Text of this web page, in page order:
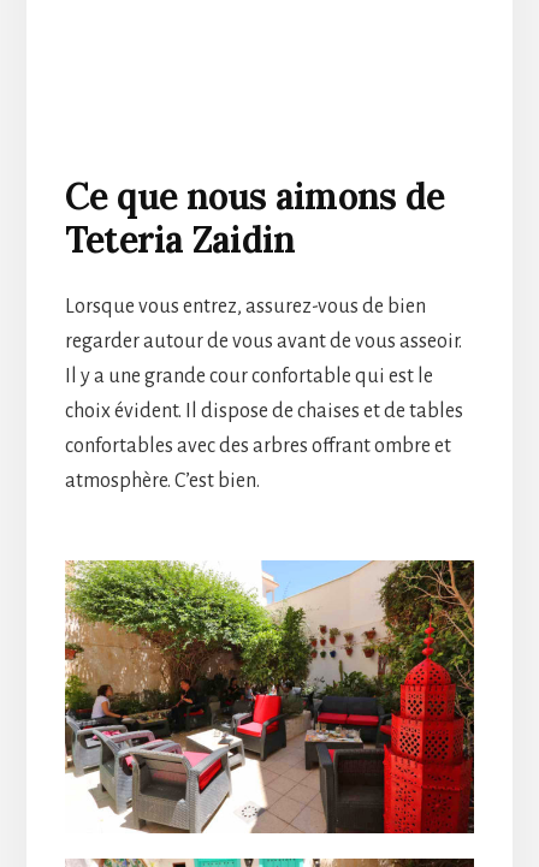
Ce que nous aimons de
Teteria Zaidin
Lorsque vous entrez, assurez-vous de bien
regarder autour de vous avant de vous asseoir.
Il y a une grande cour confortable qui est le
choix évident. Il dispose de chaises et de tables
confortables avec des arbres offrant ombre et
atmosphère. C’est bien.